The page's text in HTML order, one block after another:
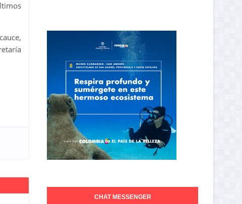
CHAT MESSENGER